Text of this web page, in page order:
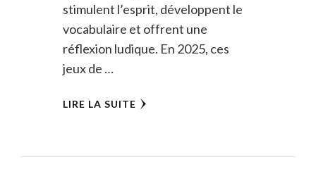
stimulent l’esprit, développent le
vocabulaire et offrent une
réflexion ludique. En 2025, ces
jeux de …
LIRE LA SUITE